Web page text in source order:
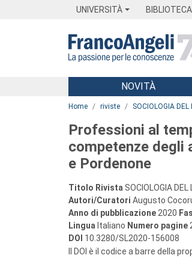
UNIVERSITÀ
Menu
NOVITÀ
Home riviste SOCIOLOGIA DEL
Professioni al
competenze degli
e Pordenone
Titolo Rivista SOCIOLOGIA DEL
Autori/Curatori Augusto
Anno di pubblicazione 2020
Lingua Italiano Numero pagine
DOI 10.3280/SL2020-156008
Il DOI è il codice a barre della